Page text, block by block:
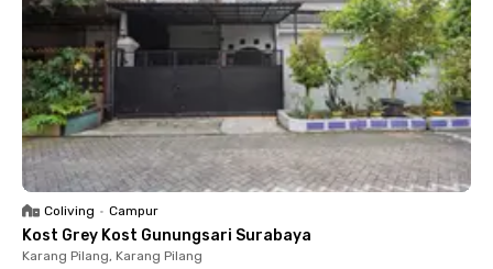
Coliving • Campur
Kost Grey Kost Gunungsari Surabaya
Karang Pilang, Karang Pilang